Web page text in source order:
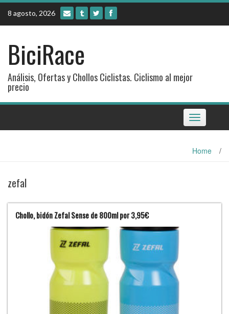
Skip
content
8 agosto, 2026
BiciRace
Análisis, Ofertas y Chollos Ciclistas. Ciclismo al mejor
precio
Toggle
navigation
Home /
zefal
Chollo, bidón Zefal Sense de 800ml por 3,95€